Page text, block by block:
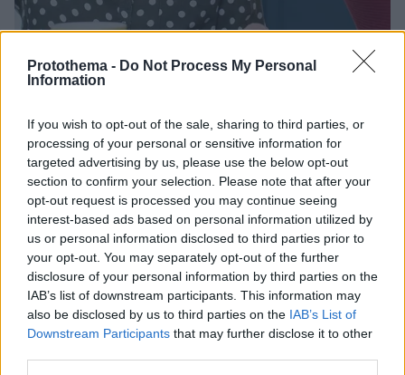
Protothema - Do Not Process My Personal
Information
If you wish to opt-out of the sale, sharing to third parties, or
processing of your personal or sensitive information for
targeted advertising by us, please use the below opt-out
section to confirm your selection. Please note that after your
opt-out request is processed you may continue seeing
interest-based ads based on personal information utilized by
us or personal information disclosed to third parties prior to
your opt-out. You may separately opt-out of the further
disclosure of your personal information by third parties on the
IAB’s list of downstream participants. This information may
also be disclosed by us to third parties on the IAB’s List of
Downstream Participants that may further disclose it to other
μεγάλο βάρος, με τεράστιο ψυχικό κόστος
Ασήκωτο είναι το βάρος που σηκώνουν οι νέοι
ηλικιακά φροντιστές, ειδικά όσον αφορά την ψυχική
τους υγεία και τις ευκαιρίες για εκπαίδευση και
οικονομική ανεξαρτησία
08.08.2025, 17:02